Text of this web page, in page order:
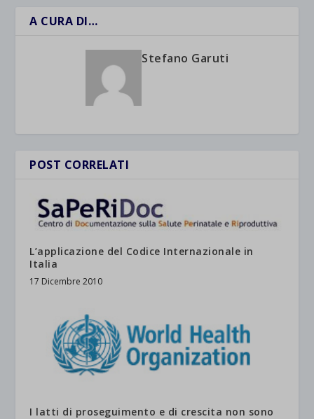
A CURA DI…
Stefano Garuti
POST CORRELATI
L’applicazione del Codice Internazionale in
Italia
17 Dicembre 2010
I latti di proseguimento e di crescita non sono